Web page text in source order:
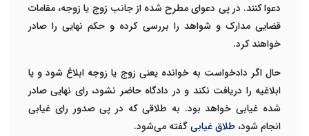
دعوا کنند. در پی دعوای مطرح شده از جانب زوج یا زوجه، مقامات
قضایی مدارک و شواهد را بررسی کرده و حکم نهایی را صادر
خواهند کرد.
حال اگر دادخواست به خوانده یعنی زوج یا زوجه ابلاغ شود و یا
ابلاغیه را دریافت نکند و در دادگاه حاضر نشود، رای نهایی صادر
شده غیابی خواهد بود. به طلاقی که در پی صدور رای غیابی
انجام شود، طلاق غیابیگفته می‌شود.